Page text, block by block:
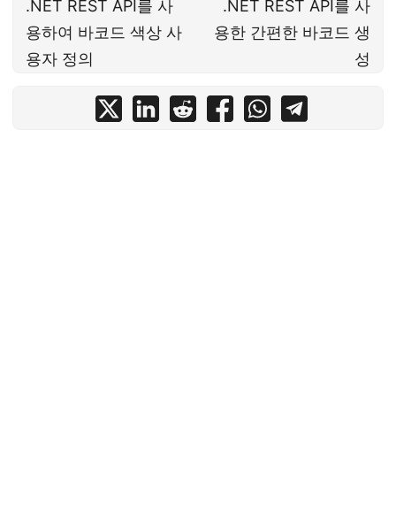
.NET REST API를 사
용하여 바코드 색상 사
용자 정의
.NET REST API를 사
용한 간편한 바코드 생
성